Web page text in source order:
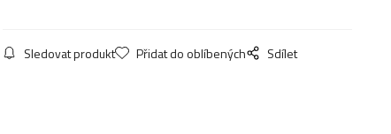
Sledovat produkt Přidat do oblíbených Sdílet